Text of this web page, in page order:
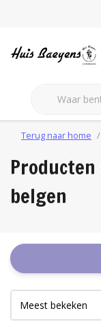
Terug naar home
belgen